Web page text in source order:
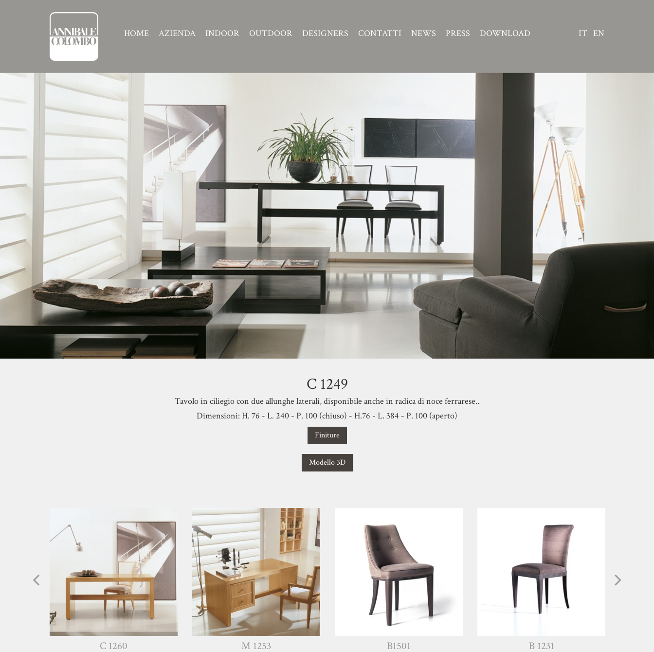
HOME AZIENDA INDOOR OUTDOOR DESIGNERS CONTATTI NEWS PRESS DOWNLOAD IT EN
C 1249
Tavolo in ciliegio con due allunghe laterali, disponibile anche in radica di noce ferrarese..
Dimensioni: H. 76 - L. 240 - P. 100 (chiuso) - H.76 - L. 384 - P. 100 (aperto)
Finiture
Modello 3D